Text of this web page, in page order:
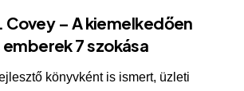
Covey – A kiemelkedően
7 szokása
könyvként is ismert, üzleti